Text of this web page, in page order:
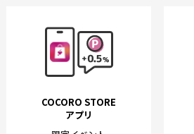
COCORO STORE
アプリ